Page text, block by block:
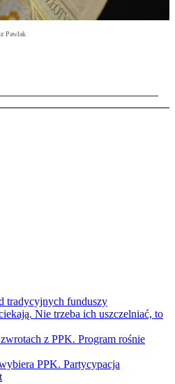
Pawlak
tradycyjnych funduszy
Nie trzeba ich uszczelniać, to
z PPK. Program rośnie
PPK. Partycypacja